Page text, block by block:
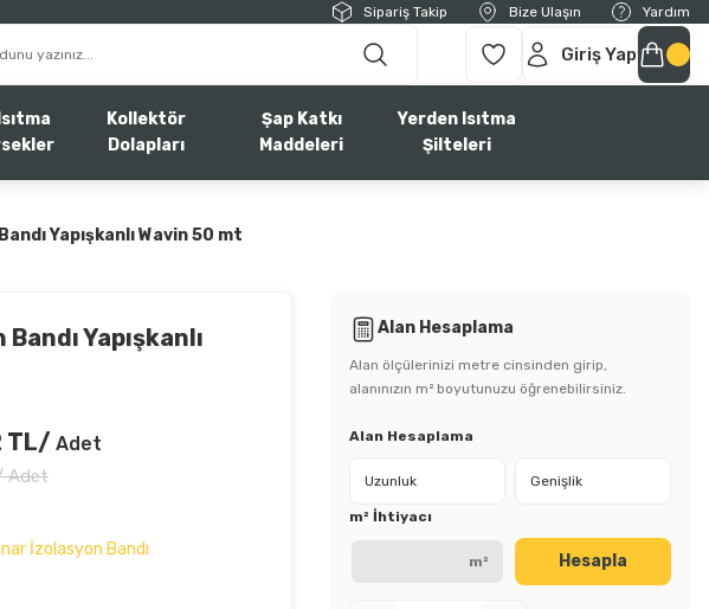
Sipariş Takip Bize Ulaşın Yardım
Giriş Yap
Kollektör
Dolapları
Şap Katkı
Maddeleri
Yerden Isıtma
Şilteleri
Yapışkanlı Wavin 50 mt
Yapışkanlı
TL/ Adet
Adet
İzolasyon Bandı
Alan Hesaplama
Alan ölçülerinizi metre cinsinden girip,
alanınızın m² boyutunuzu öğrenebilirsiniz.
Alan Hesaplama
m² İhtiyacı
m² Hesapla